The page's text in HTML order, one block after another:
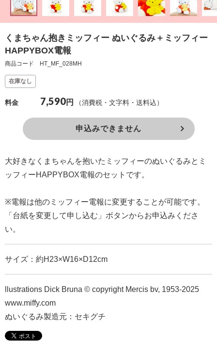
の
確
員
利
用
イ
ド
電
報
ニ
ア
くまちゃん抱きミッフィー ぬいぐるみ＋ミッフィー
HAPPYBOX電報
商品コード HT_MF_028MH
在庫なし
料金 7,590円 （消費税・文字料・送料込）
申込みできません
大好きなくまちゃんを抱いたミッフィーのぬいぐるみとミ
ッフィーHAPPYBOX電報のセットです。
※電報は他のミッフィー電報に変更することが可能です。
「台紙を変更して申し込む」ボタンからお申込みくださ
い。
サイズ：約H23×W16×D12cm
llustrations Dick Bruna © copyright Mercis bv, 1953-2025
www.miffy.com
ぬいぐるみ製造元：セキグチ